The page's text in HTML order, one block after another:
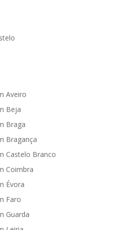
Aveiro
Beja
Braga
Bragança
Castelo Branco
Coimbra
Évora
Faro
Guarda